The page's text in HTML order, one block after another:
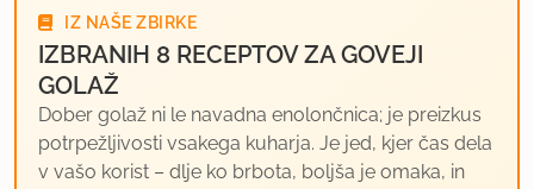
IZ NAŠE ZBIRKE
IZBRANIH 8 RECEPTOV ZA GOVEJI
GOLAŽ
Dober golaž ni le navadna enolončnica; je preizkus
potrpežljivosti vsakega kuharja. Je jed, kjer čas dela
v vašo korist – dlje ko brbota, boljša je omaka, in